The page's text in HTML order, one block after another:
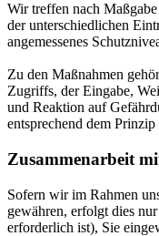
Wir treffen nach
der unterschiedlichen
angemessenes
Zu den Maßnahmen
Zugriffs, der Eingabe,
und Reaktion auf
entsprechend dem
Zusammenarbeit
Sofern wir im Rahmen
gewähren, erfolgt dies
erforderlich ist), Sie